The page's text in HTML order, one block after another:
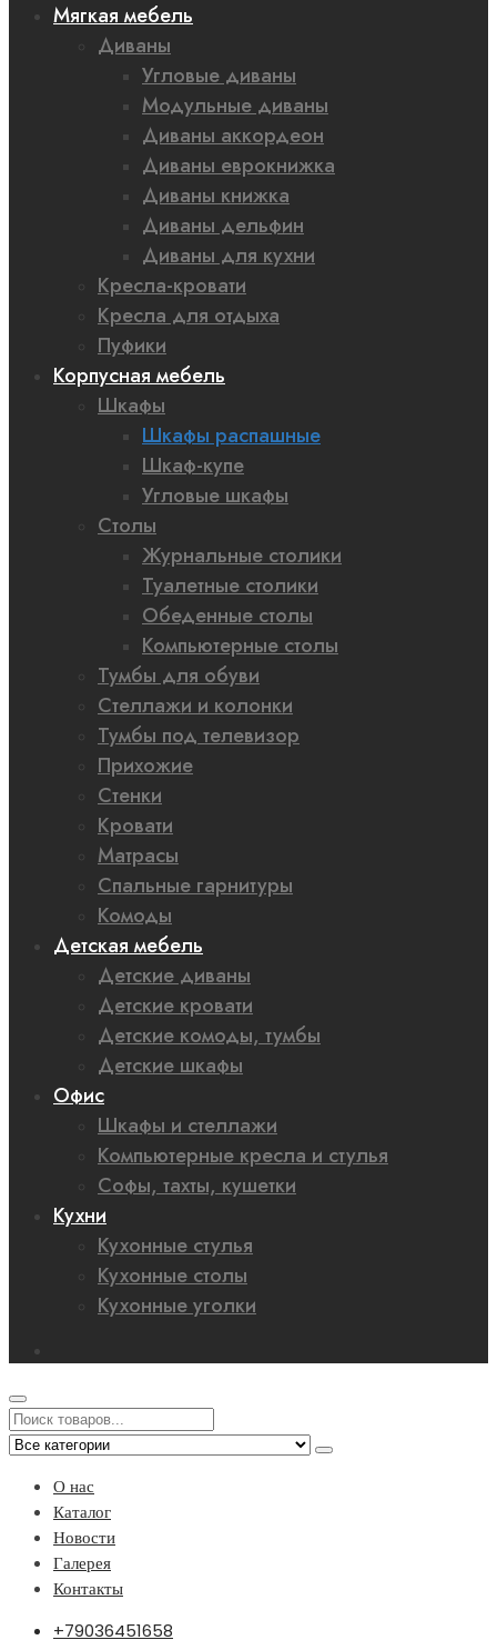
Мягкая мебель
Диваны
Угловые диваны
Модульные диваны
Диваны аккордеон
Диваны еврокнижка
Диваны книжка
Диваны дельфин
Диваны для кухни
Кресла-кровати
Кресла для отдыха
Пуфики
Корпусная мебель
Шкафы
Шкафы распашные
Шкаф-купе
Угловые шкафы
Столы
Журнальные столики
Туалетные столики
Обеденные столы
Компьютерные столы
Тумбы для обуви
Стеллажи и колонки
Тумбы под телевизор
Прихожие
Стенки
Кровати
Матрасы
Спальные гарнитуры
Комоды
Детская мебель
Детские диваны
Детские кровати
Детские комоды, тумбы
Детские шкафы
Офис
Шкафы и стеллажи
Компьютерные кресла и стулья
Софы, тахты, кушетки
Кухни
Кухонные стулья
Кухонные столы
Кухонные уголки
О нас
Каталог
Новости
Галерея
Контакты
+79036451658